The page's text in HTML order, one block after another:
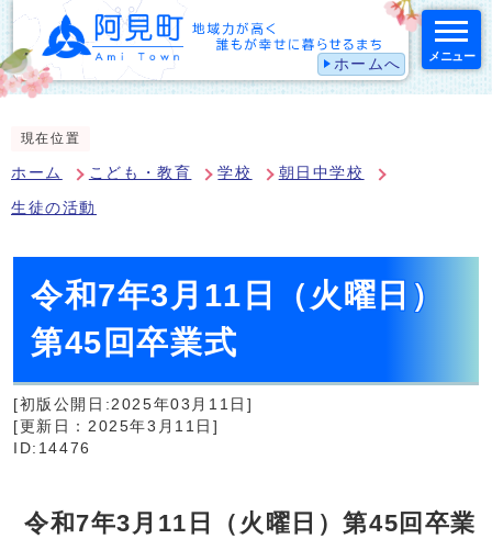
ホームへ メニュー
現在位置
ホーム こども・教育 学校 朝日中学校
生徒の活動
令和7年3月11日（火曜日）
第45回卒業式
[初版公開日:2025年03月11日]
[更新日：2025年3月11日]
ID:14476
令和7年3月11日（火曜日）第45回卒業